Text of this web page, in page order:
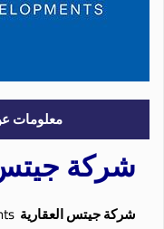
معلومات
شركة
شركة جيتس العقارية